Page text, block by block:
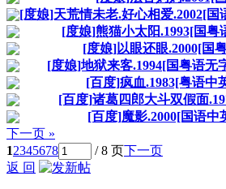
[度娘]天荒情未老.好心相爱.2002[
[度娘]熊猫小太阳.1993[国
[度娘]以眼还眼.2000[国
[度娘]地狱来客.1994[国粤语无
[百度]疯血.1983[粤语中
[百度]诸葛四郎大斗双假面
[百度]魔影.2000[国语
下一页 »
12345678 / 8 页下一页
返 回